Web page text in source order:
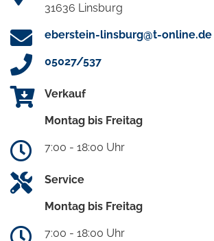
31636 Linsburg
eberstein-linsburg@t-online.de
05027/537
Verkauf
Montag bis Freitag
7:00 - 18:00 Uhr
Service
Montag bis Freitag
7:00 - 18:00 Uhr